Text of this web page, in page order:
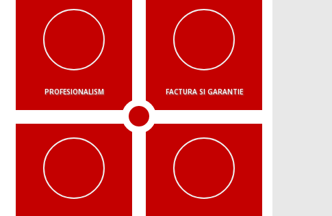
PROFESIONALISM FACTURA SI GARANTIE